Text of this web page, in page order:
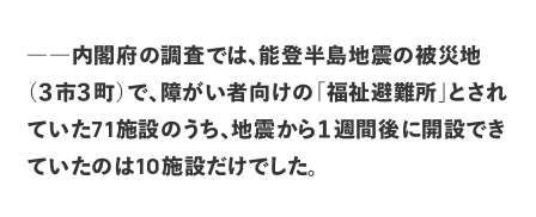
――内閣府の調査では、能登半島地震の被災地
（３市３町）で、障がい者向けの「福祉避難所」とされ
ていた71施設のうち、地震から１週間後に開設でき
ていたのは10施設だけでした。